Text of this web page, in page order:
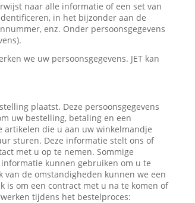
naar alle informatie of een set van
in het bijzonder aan de
enz. Onder persoonsgegevens
we uw persoonsgegevens. JET kan
plaatst. Deze persoonsgegevens
uw bestelling, betaling en een
artikelen die u aan uw winkelmandje
sturen. Deze informatie stelt ons of
met u op te nemen. Sommige
kunnen gebruiken om u te
de omstandigheden kunnen we een
is om een contract met u na te komen of
tijdens het bestelproces: